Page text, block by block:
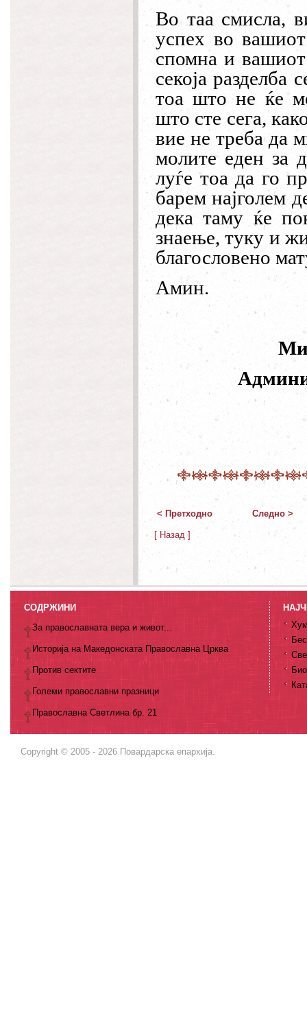
Во таа смисла,
успех во
спомна и вашиот
секоја разделба
тоа што не ќе
што сте сега,
вие не треба да
молите еден за
луѓе тоа да го
барем најголем
дека таму ќе
знаење, туку и
благословено
Амин.
< Претходно Следно >
[ Назад ]
СОДРЖИНИ
За православната вера и живот...
Историја на Македонската Православна Црква
Против сектите
Големи православни празници
Православна Светлина бр. 21
Copyright © 2005 - 2026 Повардарска епархија.